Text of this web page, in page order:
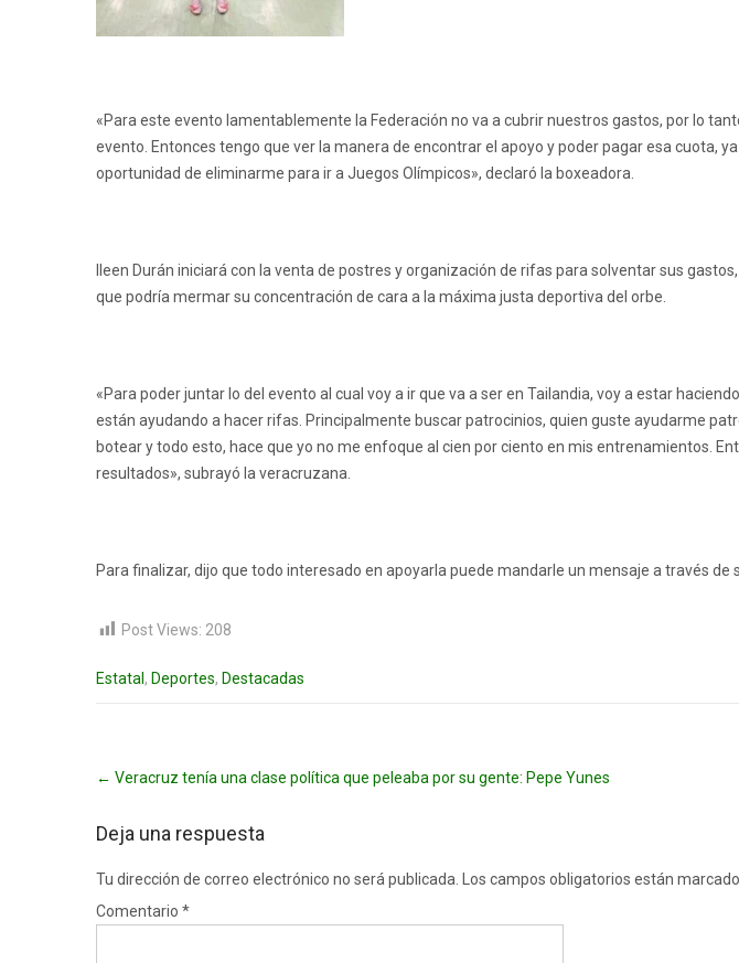
«Para este evento lamentablemente la Federación no va a cubrir nuestros gastos, por lo
evento. Entonces tengo que ver la manera de encontrar el apoyo y poder pagar esa cuota,
oportunidad de eliminarme para ir a Juegos Olímpicos», declaró la boxeadora.
Ileen Durán iniciará con la venta de postres y organización de rifas para solventar sus
que podría mermar su concentración de cara a la máxima justa deportiva del orbe.
«Para poder juntar lo del evento al cual voy a ir que va a ser en Tailandia, voy a estar
están ayudando a hacer rifas. Principalmente buscar patrocinios, quien guste ayudarme
botear y todo esto, hace que yo no me enfoque al cien por ciento en mis entrenamientos.
resultados», subrayó la veracruzana.
Para finalizar, dijo que todo interesado en apoyarla puede mandarle un mensaje a través de
Post Views: 208
Estatal , Deportes, Destacadas
navigation
← Veracruz tenía una clase política que peleaba por su gente: Pepe Yunes
Deja una respuesta
Tu dirección de correo electrónico no será publicada. Los campos obligatorios están
Comentario *